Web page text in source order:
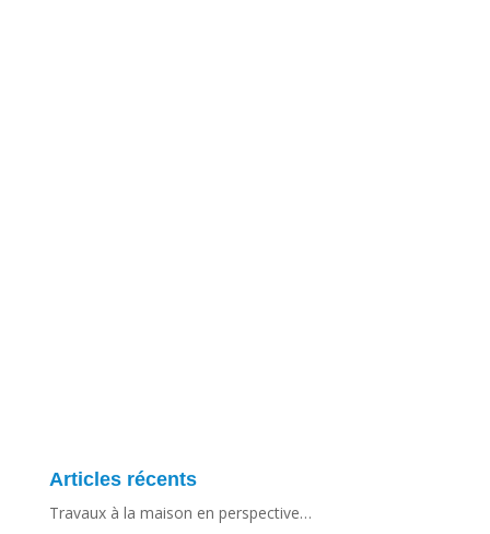
Articles récents
Travaux à la maison en perspective…